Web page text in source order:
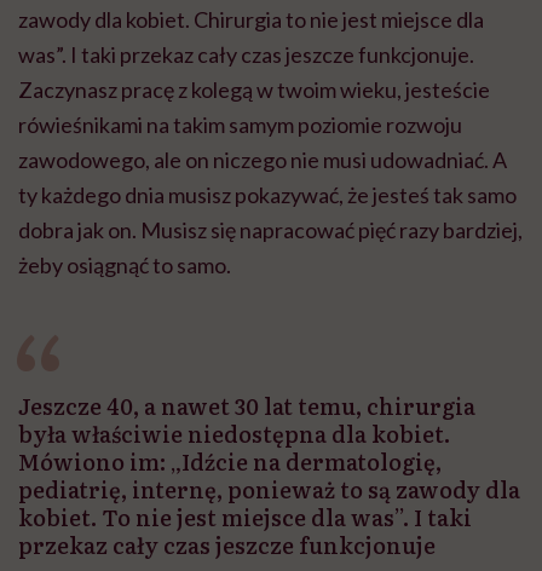
zawody dla kobiet. Chirurgia to nie jest miejsce dla
was”. I taki przekaz cały czas jeszcze funkcjonuje.
Zaczynasz pracę z kolegą w twoim wieku, jesteście
rówieśnikami na takim samym poziomie rozwoju
zawodowego, ale on niczego nie musi udowadniać. A
ty każdego dnia musisz pokazywać, że jesteś tak samo
dobra jak on. Musisz się napracować pięć razy bardziej,
żeby osiągnąć to samo.
Jeszcze 40, a nawet 30 lat temu, chirurgia
była właściwie niedostępna dla kobiet.
Mówiono im: „Idźcie na dermatologię,
pediatrię, internę, ponieważ to są zawody dla
kobiet. To nie jest miejsce dla was”. I taki
przekaz cały czas jeszcze funkcjonuje